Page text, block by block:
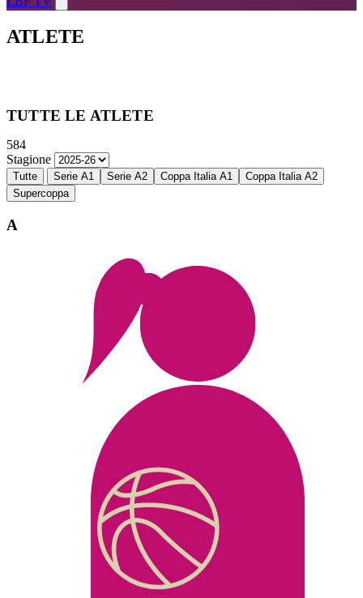
ATLETE
TUTTE LE ATLETE
584
Stagione
Tutte Serie A1 Serie A2 Coppa Italia A1
Coppa Italia A2
Supercoppa
A